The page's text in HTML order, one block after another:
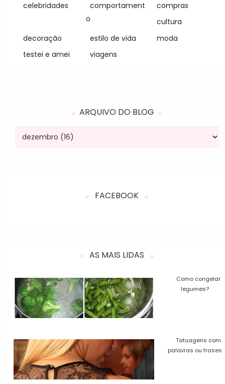
celebridades
comportament
o
compras
cultura
decoração
estilo de vida
moda
testei e amei
viagens
ARQUIVO DO BLOG
FACEBOOK
AS MAIS LIDAS
Como congelar
legumes?
Tatuagens com
palavras ou frases